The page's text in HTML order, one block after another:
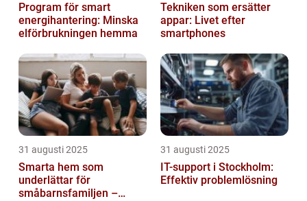
Program för smart
energihantering: Minska
elförbrukningen hemma
Tekniken som ersätter
appar: Livet efter
smartphones
31 augusti 2025
Smarta hem som
underlättar för
småbarnsfamiljen –
31 augusti 2025
IT-support i Stockholm:
Effektiv problemlösning